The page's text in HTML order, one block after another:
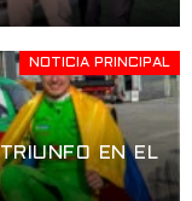
NOTICIA PRINCIPAL
EN EL